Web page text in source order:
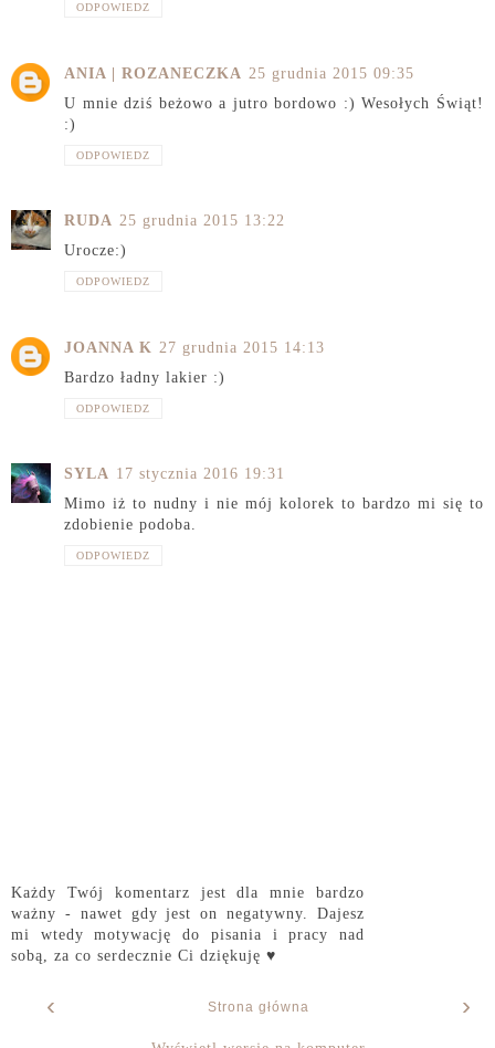
ODPOWIEDZ
ANIA | ROZANECZKA 25 grudnia 2015 09:35
U mnie dziś beżowo a jutro bordowo :) Wesołych Świąt!
:)
ODPOWIEDZ
RUDA 25 grudnia 2015 13:22
Urocze:)
ODPOWIEDZ
JOANNA K 27 grudnia 2015 14:13
Bardzo ładny lakier :)
ODPOWIEDZ
SYLA 17 stycznia 2016 19:31
Mimo iż to nudny i nie mój kolorek to bardzo mi się to
zdobienie podoba.
ODPOWIEDZ
Każdy Twój komentarz jest dla mnie bardzo
ważny - nawet gdy jest on negatywny. Dajesz
mi wtedy motywację do pisania i pracy nad
sobą, za co serdecznie Ci dziękuję ♥
‹ ›
Strona główna